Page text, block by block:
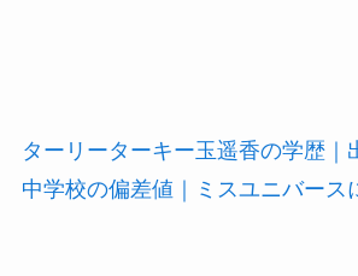
ターリーターキー玉遥香の学歴｜
中学校の偏差値｜ミスユニバース